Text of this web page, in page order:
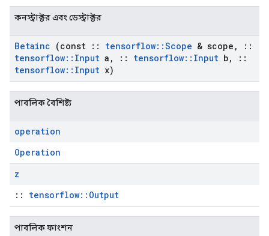
কনস্ট্রাক্টর এবং ডেস্ট্রাক্টর
Betainc (const :: tensorflow::Scope & scope ,
::
tensorflow:: Input a , :: tensorflow:: Input b,
::
tensorflow:: Input x)
পাবলিক বৈশিষ্ট্য
operation
Operation
z
:: tensorflow::Output
পাবলিক ফাংশন